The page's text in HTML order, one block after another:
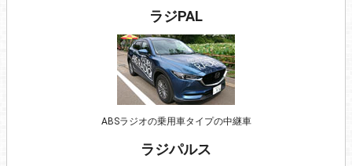
ラジPAL
ABSラジオの乗用車タイプの中継車
ラジパルス